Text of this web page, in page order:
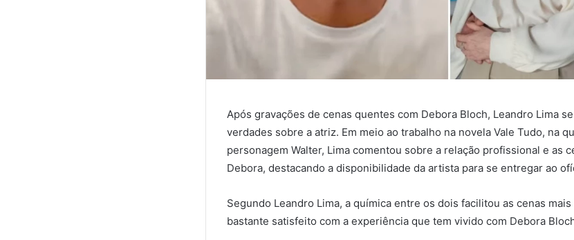
Após gravações de cenas quentes com Debora Bloch, Leandro Lima
verdades sobre a atriz. Em meio ao trabalho na novela Vale Tudo, na
personagem Walter, Lima comentou sobre a relação profissional e as
Debora, destacando a disponibilidade da artista para se entregar ao
Segundo Leandro Lima, a química entre os dois facilitou as cenas
bastante satisfeito com a experiência que tem vivido com Debora